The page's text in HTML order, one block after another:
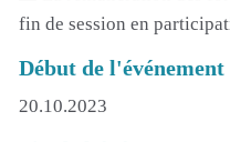
fin de session en
Début de l'événement
20.10.2023